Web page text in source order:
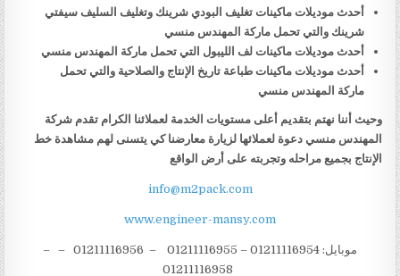
أحدث موديلات ماكينات تغليف البودي شرينك وتغليف السليف سيفتي
شرينك والتي تحمل ماركة المهندس منسي
أحدث موديلات ماكينات لف الليبول التي تحمل ماركة المهندس منسي
أحدث موديلات ماكينات طباعة تاريخ الإنتاج والصلاحية والتي تحمل
ماركة المهندس منسي
وحيث أننا نهتم بتقديم أعلى مستويات الخدمة لعملائنا الكرام تقدم شركة
المهندس منسي دعوة لعملائها لزيارة معارضنا كي يتسنى لهم مشاهدة خط
الإنتاج بجميع مراحله وتجربته على أرض الواقع
info@m2pack.com
www.engineer-mansy.com
موبايل: 01211116954 – 01211116955 – 01211116956 – –